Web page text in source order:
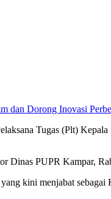
Tugas (Plt)
Dinas PUPR Kampar,
kini menjabat